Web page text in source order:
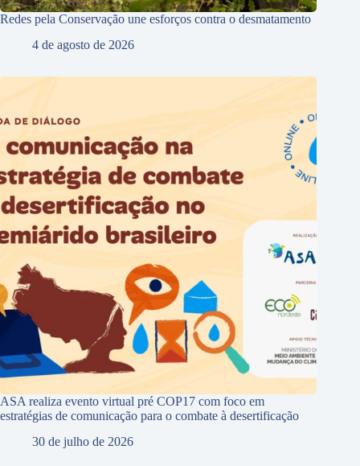
Redes pela Conservação une esforços contra o desmatamento
4 de agosto de 2026
ASA realiza evento virtual pré COP17 com foco em
estratégias de comunicação para o combate à desertificação
30 de julho de 2026